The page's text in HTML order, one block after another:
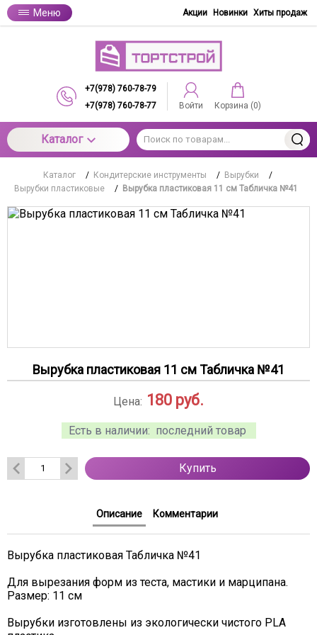
Меню Акции Новинки Хиты продаж
+7(978) 760-78-79
+7(978) 760-78-77
Войти Корзина (0)
Каталог
Каталог / Кондитерские инструменты / Вырубки
/
Вырубки пластиковые
/ Вырубка пластиковая 11 см Табличка №41
Вырубка пластиковая 11 см Табличка №41
Есть в наличии: последний товар
Цена: 180 руб.
Купить
Описание Комментарии
Вырубка пластиковая Табличка №41
Для вырезания форм из теста, мастики и марципана.
Размер: 11 см
Вырубки изготовлены из экологически чистого PLA